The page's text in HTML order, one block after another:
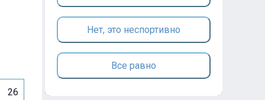
26
Нет, это неспортивно
Все равно